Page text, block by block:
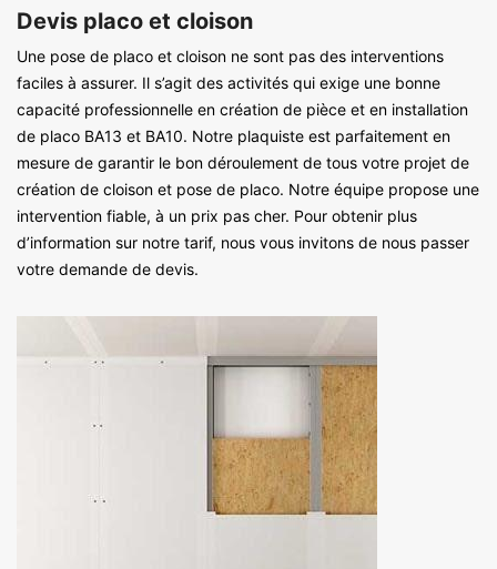
Devis placo et cloison
Une pose de placo et cloison ne sont pas des interventions
faciles à assurer. Il s’agit des activités qui exige une bonne
capacité professionnelle en création de pièce et en installation
de placo BA13 et BA10. Notre plaquiste est parfaitement en
mesure de garantir le bon déroulement de tous votre projet de
création de cloison et pose de placo. Notre équipe propose une
intervention fiable, à un prix pas cher. Pour obtenir plus
d’information sur notre tarif, nous vous invitons de nous passer
votre demande de devis.